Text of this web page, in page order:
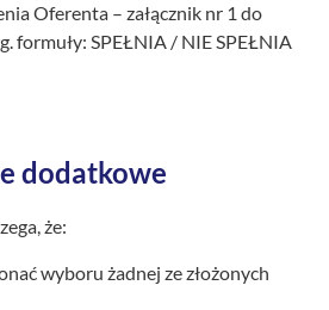
Oferenta – załącznik nr 1 do
formuły: SPEŁNIA / NIE SPEŁNIA
dodatkowe
że:
wyboru żadnej ze złożonych